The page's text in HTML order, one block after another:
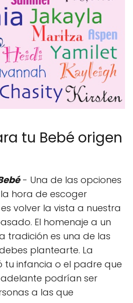
tu Bebé origen
- Una de las opciones
hora de escoger
volver la vista a nuestra
El homenaje a un
tradición es una de las
plantearte. La
infancia o el padre que
podrían ser
a las que